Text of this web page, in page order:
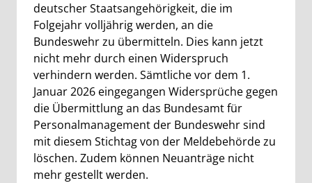
deutscher Staatsangehörigkeit, die im
Folgejahr volljährig werden, an die
Bundeswehr zu übermitteln. Dies kann jetzt
nicht mehr durch einen Widerspruch
verhindern werden. Sämtliche vor dem 1.
Januar 2026 eingegangen Widersprüche gegen
die Übermittlung an das Bundesamt für
Personalmanagement der Bundeswehr sind
mit diesem Stichtag von der Meldebehörde zu
löschen. Zudem können Neuanträge nicht
mehr gestellt werden.